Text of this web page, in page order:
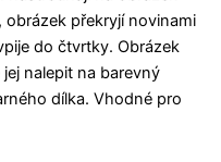
překryjí novinami
do čtvrtky. Obrázek
nalepit na barevný
dílka. Vhodné pro